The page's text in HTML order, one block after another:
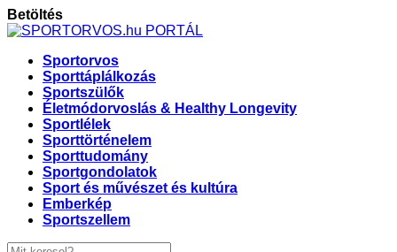
Betöltés
Sportorvos
Sporttáplálkozás
Sportszülők
Életmódorvoslás & Healthy Longevity
Sportlélek
Sporttörténelem
Sporttudomány
Sportgondolatok
Sport és művészet és kultúra
Emberkép
Sportszellem